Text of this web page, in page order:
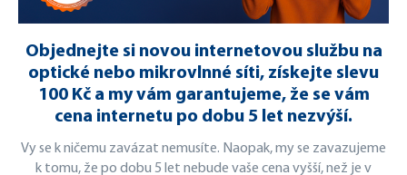
Objednejte si novou internetovou službu na
optické nebo mikrovlnné síti, získejte slevu
100 Kč a my vám garantujeme, že se vám
cena internetu po dobu 5 let nezvýší.
Vy se k ničemu zavázat nemusíte. Naopak, my se zavazujeme
k tomu, že po dobu 5 let nebude vaše cena vyšší, než je v